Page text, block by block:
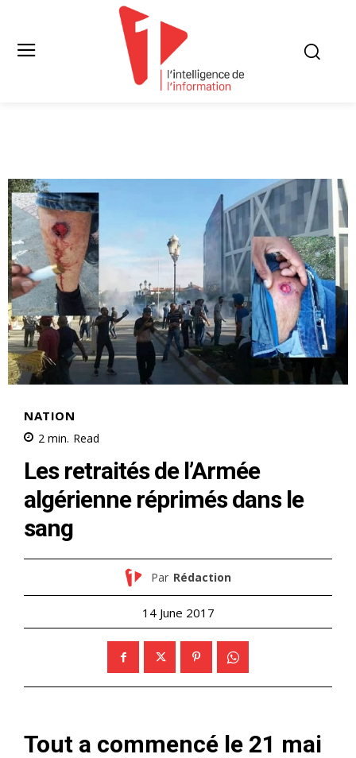
NATION
2 min. Read
Les retraités de l’Armée
algérienne réprimés dans le
sang
Par Rédaction
14 June 2017
Tout a commencé le 21 mai